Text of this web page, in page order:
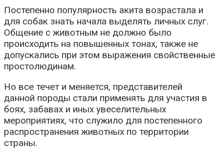
Постепенно популярность акита возрастала и
для собак знать начала выделять личных слуг.
Общение с животным не должно было
происходить на повышенных тонах, также не
допускались при этом выражения свойственные
простолюдинам.
Но все течет и меняется, представителей
данной породы стали применять для участия в
боях, забавах и иных увеселительных
мероприятиях, что служило для постепенного
распространения животных по территории
страны.